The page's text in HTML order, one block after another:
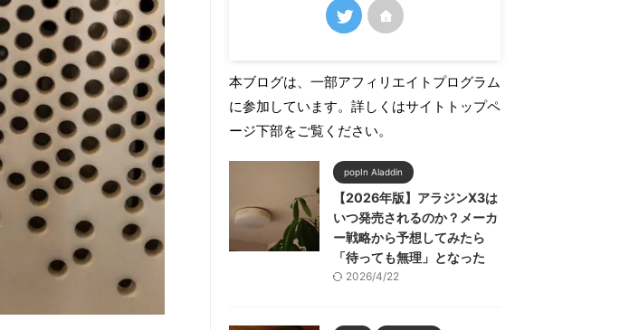
本ブログは、一部アフィリエイトプログラム
に参加しています。詳しくはサイトトップペ
ージ下部をご覧ください。
popIn Aladdin
【2026年版】アラジンX3は
いつ発売されるのか？メーカ
ー戦略から予想してみたら
「待っても無理」となった
2026/4/22